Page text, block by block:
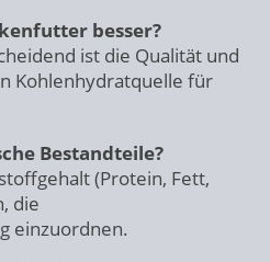
besser?
ist die Qualität und
Kohlenhydratquelle für
Bestandteile?
(Protein, Fett,
die
einzuordnen.